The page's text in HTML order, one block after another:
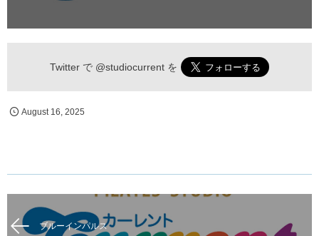
Twitter で @studiocurrent を
August 16, 2025
ブルーインパルス